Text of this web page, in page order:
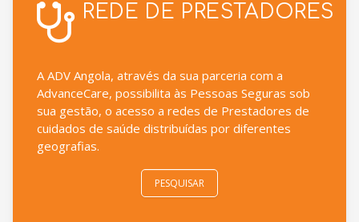
REDE DE PRESTADORES
A ADV Angola, através da sua parceria com a
AdvanceCare, possibilita às Pessoas Seguras sob
sua gestão, o acesso a redes de Prestadores de
cuidados de saúde distribuídas por diferentes
geografias.
PESQUISAR